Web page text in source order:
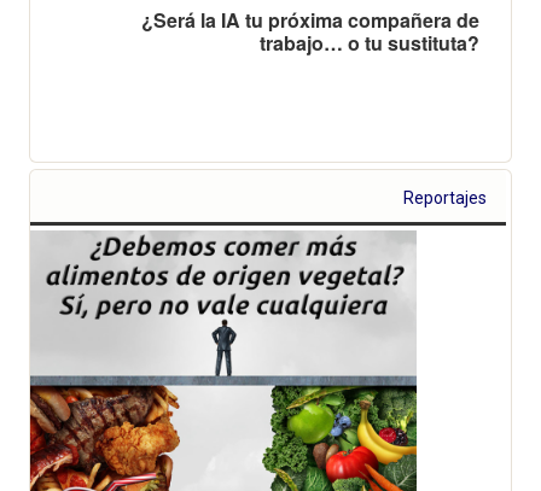
¿Será la IA tu próxima compañera de
trabajo… o tu sustituta?
Reportajes